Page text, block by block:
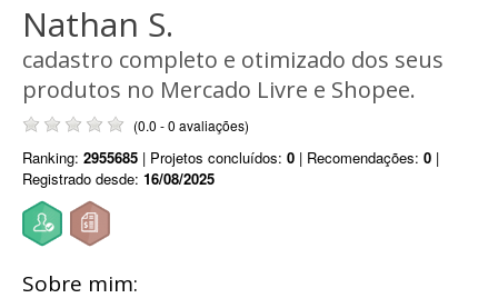
Nathan S.
cadastro completo e otimizado dos seus
produtos no Mercado Livre e Shopee.
(0.0 - 0 avaliações)
Ranking: 2955685 | Projetos concluídos: 0 | Recomendações: 0 |
Registrado desde: 16/08/2025
Sobre mim: